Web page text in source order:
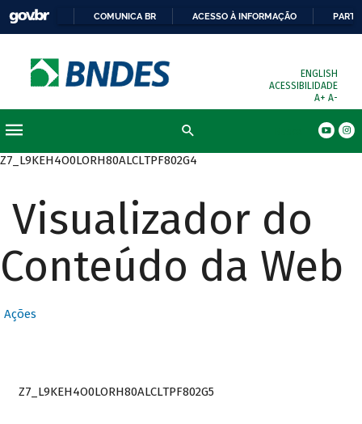
COMUNICA BR ACESSO À INFORMAÇÃO
ENGLISH
ACESSIBILIDADE
A+ A-
Z7_L9KEH4O0LORH80ALCLTPF802G4
Visualizador do
Conteúdo da Web
Ações
Z7_L9KEH4O0LORH80ALCLTPF802G5